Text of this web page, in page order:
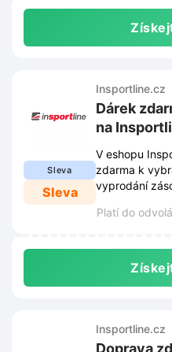
Sleva
Sleva
Insportline.cz
Dárek
na
V eshopu
zdarma k
vyprodání
Platí do
Insportline.cz
Doprava